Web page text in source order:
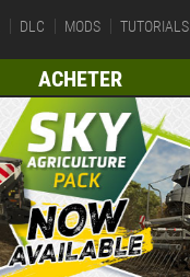
DLC MODS TUTORIALS
ACHETER